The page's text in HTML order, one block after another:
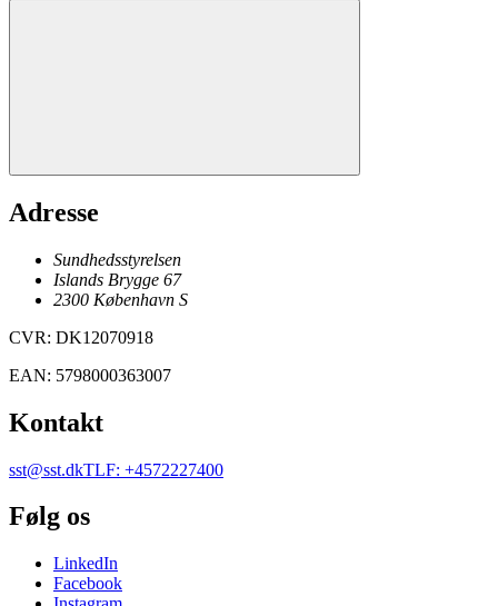
Adresse
Sundhedsstyrelsen
Islands Brygge 67
2300 København S
CVR: DK12070918
EAN: 5798000363007
Kontakt
sst@sst.dkTLF: +4572227400
Følg os
LinkedIn
Facebook